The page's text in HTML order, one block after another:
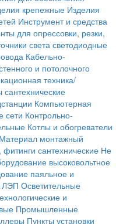
крепежные Изделия
Инструмент и средства
для опрессовки, резки,
света светодиодные
Кабельно-
и потолочного
техника/
Компьютерная
сети Контрольно-
Котлы и обогреватели
Материал монтажный
сантехнические Не
высоковольтное
паяльное и
ЛЭП Осветительные
и
Промышленные
Пункты установки